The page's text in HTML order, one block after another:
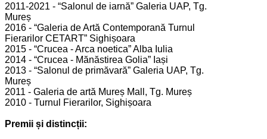
2011-2021 - “Salonul de iarnă” Galeria UAP, Tg.
Mureș
2016 - “Galeria de Artă Contemporană Turnul
Fierarilor CETART” Sighișoara
2015 - “Crucea - Arca noetica” Alba Iulia
2014 - “Crucea - Mănăstirea Golia” Iași
2013 - “Salonul de primăvară” Galeria UAP, Tg.
Mureș
2011 - Galeria de artă Mureș Mall, Tg. Mureș
2010 - Turnul Fierarilor, Sighișoara
Premii și distincții: